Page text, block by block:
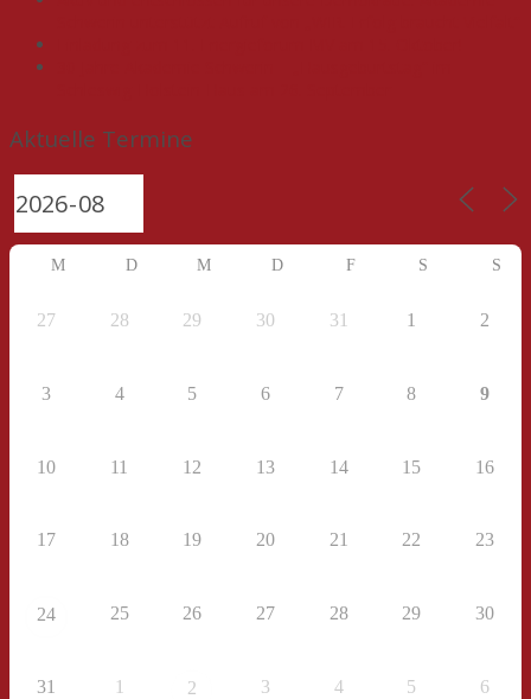
Aktuelle Termine
M D M D F S S
27 28 29 30 31 1 2
3 4 5 6 7 8 9
10 11 12 13 14 15 16
17 18 19 20 21 22 23
24 25 26 27 28 29 30
31 1 2 3 4 5 6